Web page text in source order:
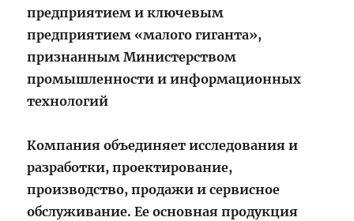
предприятием и ключевым
предприятием «малого гиганта»,
признанным Министерством
промышленности и информационных
технологий
Компания объединяет исследования и
разработки, проектирование,
производство, продажи и сервисное
обслуживание. Ее основная продукция